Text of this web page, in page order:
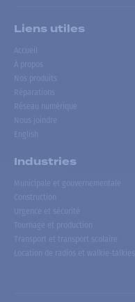
Liens utiles
Accueil
À propos
Nos produits
Réparations
Réseau numérique
Nous joindre
English
Industries
Municipale et gouvernementale
Construction
Urgence et sécurité
Tournage et production
Transport et transport scolaire
Location de radios et walkie-talkies